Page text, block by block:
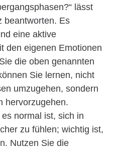
lässt
beantworten. Es
eine aktive
den eigenen Emotionen
die oben genannten
Sie lernen, nicht
umzugehen, sondern
hervorzugehen.
normal ist, sich in
zu fühlen; wichtig ist,
Nutzen Sie die